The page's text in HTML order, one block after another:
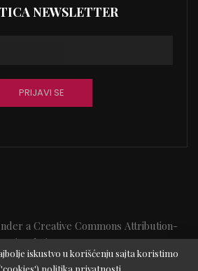
NEWSLETTER
a Creative Commons Attribution-
License25
iskustvo u korišćenju sajta koristimo
politika privatnosti